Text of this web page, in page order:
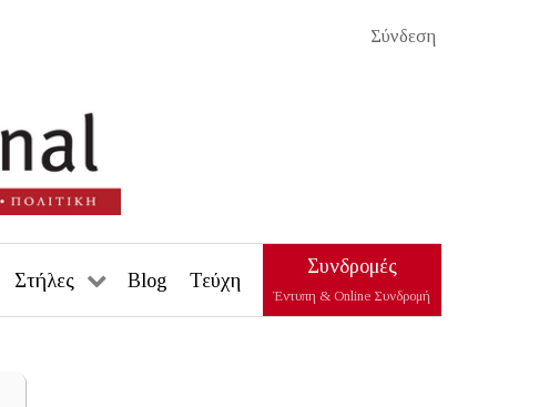
Σύνδεση
Στήλες Blog Τεύχη
Συνδρομές
Έντυπη & Online Συνδρομή